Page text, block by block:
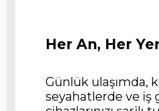
Her An, Her
Günlük ulaşımda,
seyahatlerde ve iş